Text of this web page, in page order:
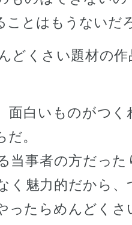
ことはもうないだ
どくさい題材の作
面白いものがつく
。
当事者の方だった
く魅力的だから、
ったらめんどくさ